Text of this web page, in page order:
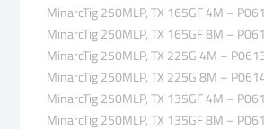
MinarcTig 250MLP, TX 165GF 4M –
MinarcTig 250MLP, TX 165GF 8M –
MinarcTig 250MLP, TX 225G 4M –
MinarcTig 250MLP, TX 225G 8M –
MinarcTig 250MLP, TX 135GF 4M –
MinarcTig 250MLP, TX 135GF 8M –